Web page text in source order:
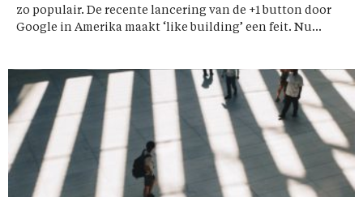
zo populair. De recente lancering van de +1 button door
Google in Amerika maakt ‘like building’ een feit. Nu...